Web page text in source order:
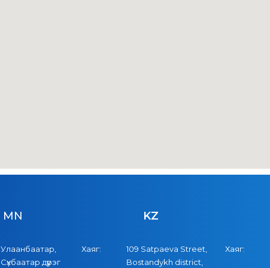
MN
Улаанбаатар,
Сүхбаатар дүүрэг
KZ
Хаяг:
109 Satpaeva Street,
Bostandykh district,
Хаяг: